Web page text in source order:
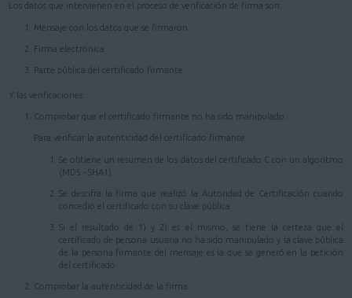
Los datos que intervienen en el proceso de verificación de firma son:
Mensaje con los datos que se firmaron.
Firma electrónica.
Parte pública del certificado firmante.
Y las verificaciones:
Comprobar que el certificado firmante no ha sido manipulado.
Para verificar la autenticidad del certificado firmante:
Se obtiene un resumen de los datos del certificado C con un algoritmo
(MD5 - SHA1).
Se descifra la firma que realizó la Autoridad de Certificación cuando
concedió el certificado con su clave pública.
Si el resultado de 1) y 2) es el mismo, se tiene la certeza que el
certificado de persona usuaria no ha sido manipulado y la clave pública
de la persona firmante del mensaje es la que se generó en la petición
del certificado.
Comprobar la autenticidad de la firma.